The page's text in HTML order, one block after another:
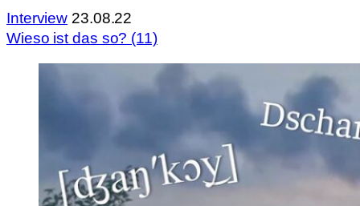
Interview 23.08.22
Wieso ist das so? (11)